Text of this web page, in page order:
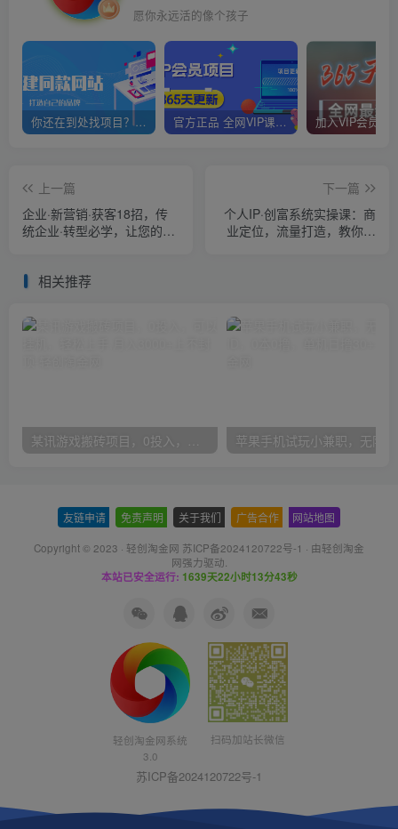
愿你永远活的像个孩子
你还在到处找项目？还在当韭菜？我靠网创资源站一个月赚5万+，曾经我也是个失败者。 官方正品 全网VIP课程 无损下载~
上一篇
企业·新营销·获客18招，传
统企业·转型必学，让您的生
下一篇
个人IP·创富系统实操课：商
业定位，流量打造，教你做
相关推荐
某讯游戏搬砖项目，0投入，可以挂机，轻松上手,月入3000+上不封顶
友链申请 免责声明 关于我们 广告合作 网站地图
Copyright © 2023 · 轻创淘金网 苏ICP备2024120722号-1 · 由轻创淘金
网强力驱动.
本站已安全运行: 1639天22小时13分43秒
轻创淘金网系统
3.0
扫码加站长微信
苏ICP备2024120722号-1